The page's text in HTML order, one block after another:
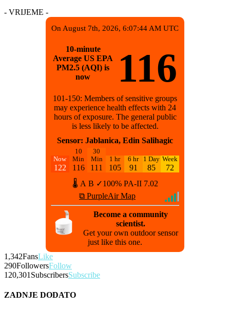
- VRIJEME -
On August 7th, 2026, 6:07:44 AM UTC
10-minute
Average US EPA
PM2.5 (AQI) is
now
116
101-150: Members of sensitive groups
may experience health effects with 24
hours of exposure. The general public
is less likely to be affected.
Sensor: Jablanica, Edin Salihagic
Now
122
10
Min
116
30
Min
111
1 hr
105
6 hr
91
1 Day
85
Week
72
🌡 A B ✓100% PA-II 7.02
⧉ PurpleAir Map
Become a community
scientist.
Get your own outdoor sensor
just like this one.
1,342FansLike
290FollowersFollow
120,301 SubscribersSubscribe
ZADNJE DODATO